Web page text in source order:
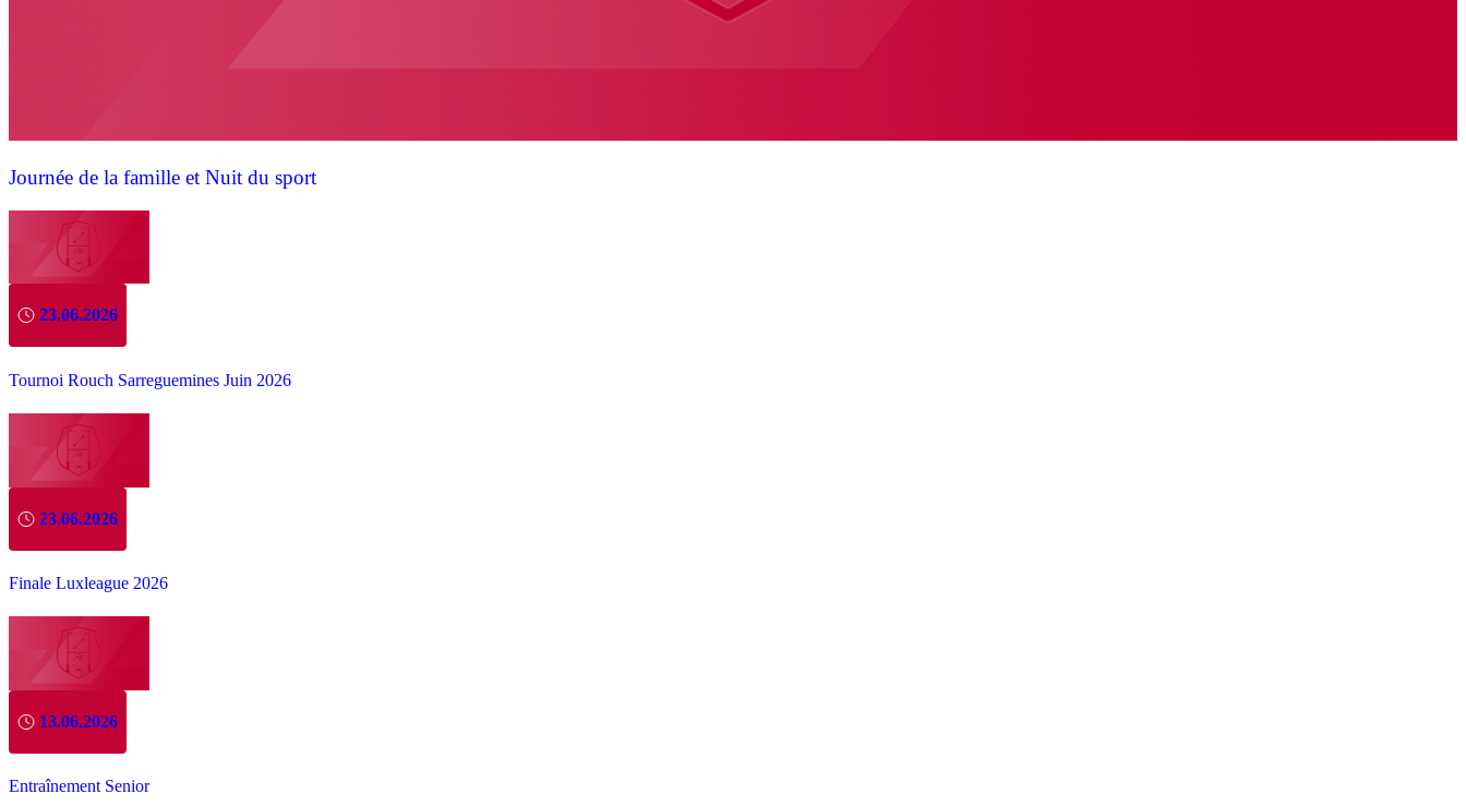
Journée de la famille et Nuit du sport
23.06.2026
Tournoi Rouch Sarreguemines Juin 2026
23.06.2026
Finale Luxleague 2026
13.06.2026
Entraînement Senior